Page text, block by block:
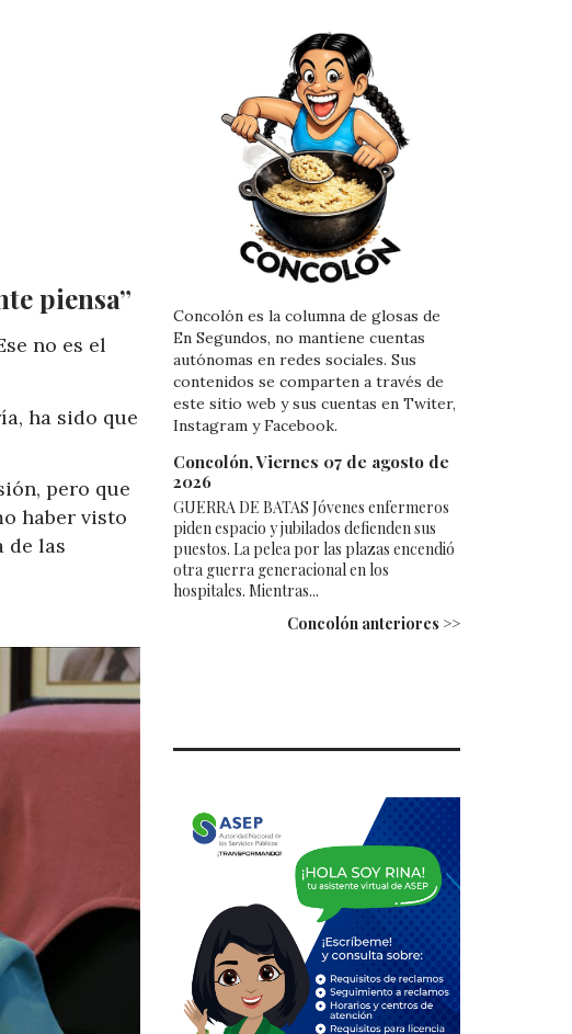
piensa”
no es el
ha sido que
pero que
haber visto
de las
Concolón es la columna de glosas de
En Segundos, no mantiene cuentas
autónomas en redes sociales. Sus
contenidos se comparten a través de
este sitio web y sus cuentas en Twiter,
Instagram y Facebook.
Concolón, Viernes 07 de agosto de
2026
GUERRA DE BATAS Jóvenes enfermeros
piden espacio y jubilados defienden sus
puestos. La pelea por las plazas encendió
otra guerra generacional en los
hospitales. Mientras...
Concolón anteriores >>